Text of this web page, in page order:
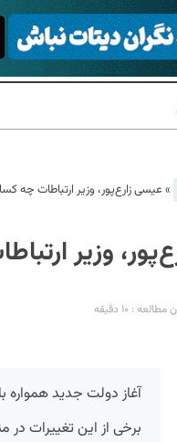
»عیسی زارع‌پور، وزیر ارتباطات چه
وزیر
: ۱۰ دقیقه
آغاز دولت جدید همواره
برخی از این تغییرات